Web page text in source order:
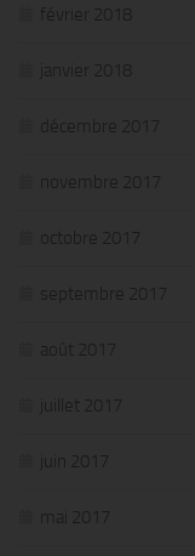
février 2018
janvier 2018
décembre 2017
novembre 2017
octobre 2017
septembre 2017
août 2017
juillet 2017
juin 2017
mai 2017